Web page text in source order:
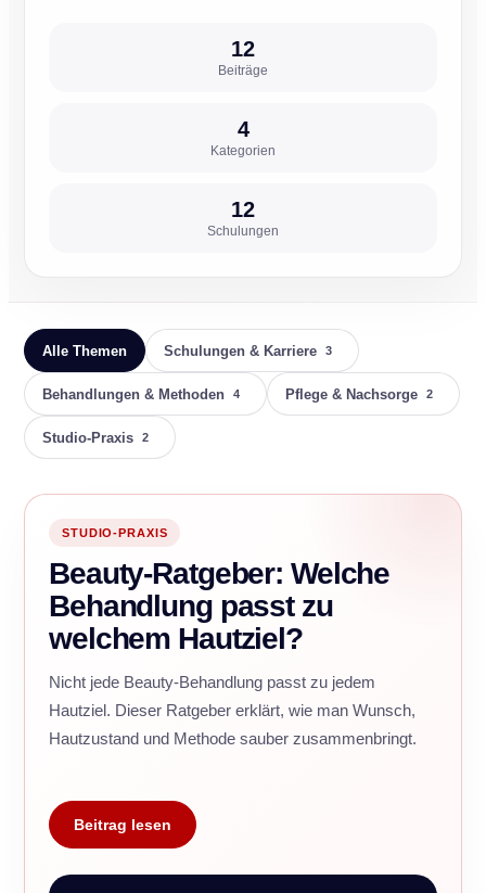
12
Beiträge
4
Kategorien
12
Schulungen
Alle Themen Schulungen & Karriere 3
Behandlungen & Methoden 4 Pflege & Nachsorge 2
Studio-Praxis 2
STUDIO-PRAXIS
Beauty-Ratgeber: Welche
Behandlung passt zu
welchem Hautziel?
Nicht jede Beauty-Behandlung passt zu jedem
Hautziel. Dieser Ratgeber erklärt, wie man Wunsch,
Hautzustand und Methode sauber zusammenbringt.
Beitrag lesen